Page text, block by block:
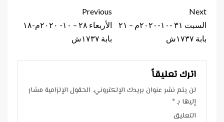
Continue
Reading
Previous
الأربعاء ٢٨ – ١٠- ٢٠٢٠م-١٨
بابة ١٧٣٧ش
Next
السبت ٣١ -١٠-٢٠٢٠م – ٢١
بابة ١٧٣٧ش
اترك تعليقاً
لن يتم نشر عنوان بريدك الإلكتروني. الحقول الإلزامية مشار
إليها بـ*
التعليق